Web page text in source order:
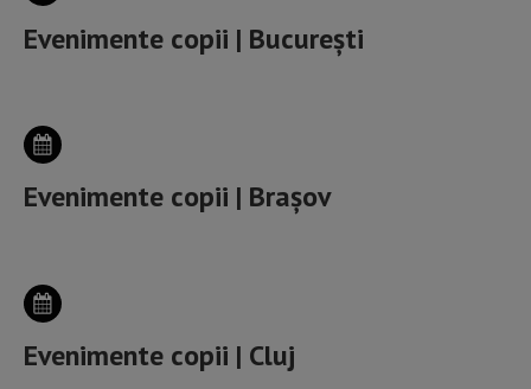
Evenimente copii | București
Evenimente copii | Brașov
Evenimente copii | Cluj